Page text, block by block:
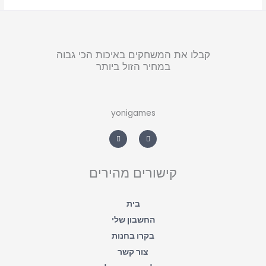
קבלו את המשחקים באיכות הכי גבוה
במחיר הזול ביותר
yonigames
a
c
e
o
h
a
t
p
p
קישורים מהירים
בית
החשבון שלי
בקרו בחנות
צור קשר